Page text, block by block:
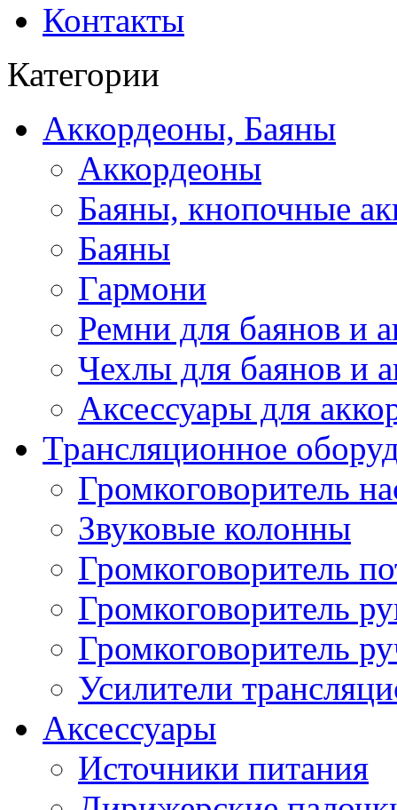
Контакты
Категории
Аккордеоны, Баяны
Аккордеоны
Баяны, кнопочные
Баяны
Гармони
Ремни для баянов и
Чехлы для баянов и
Аксессуары для
Трансляционное
Громкоговоритель
Звуковые колонны
Громкоговоритель
Громкоговоритель
Громкоговоритель
Усилители
Аксессуары
Источники питания